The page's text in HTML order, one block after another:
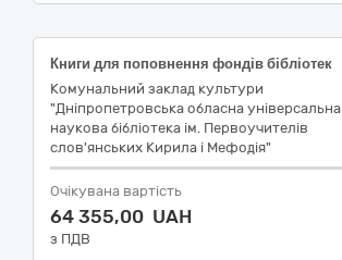
Книги для поповнення фондів бібліотек
Комунальний заклад культури
"Дніпропетровська обласна універсальна
наукова бібліотека ім. Первоучителів
слов'янських Кирила і Мефодія"
Очікувана вартість
64 355,00 UAH
з ПДВ